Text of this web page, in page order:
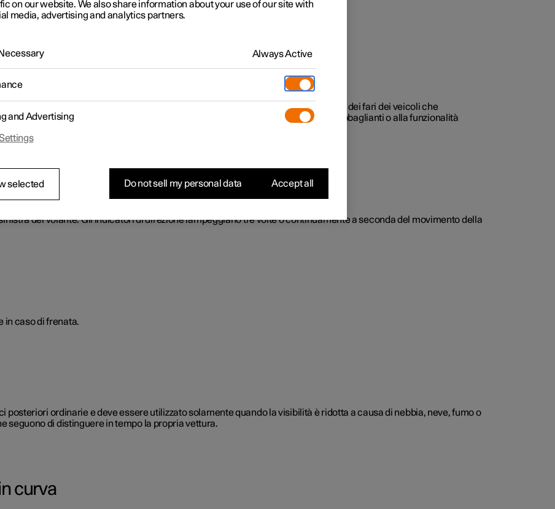
maggiore illuminazione in curva e negli incroci.
sul bordo superiore del parabrezza. Il sensore telecamera registra la luce dei fari dei veicoli che
dei veicoli che precedono e attiva la commutazione dagli abbaglianti agli anabbaglianti o alla funzionalità
del volante. Gli indicatori di direzione lampeggiano tre volte o continuamente a seconda del movimento della
in caso di frenata.
posteriori ordinarie e deve essere utilizzato solamente quando la visibilità è ridotta a causa di nebbia, neve, fumo o
seguono di distinguere in tempo la propria vettura.
curva
on our website. We also share information about your use of our site with
media, advertising and analytics partners.
Always Active
and Advertising
selected Do not sell my personal data Accept all